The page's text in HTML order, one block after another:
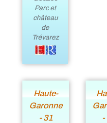
Parc et
château
de
Trévarez
Haute-
Garonne
- 31
-